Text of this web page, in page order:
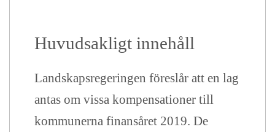
Huvudsakligt innehåll
Landskapsregeringen föreslår att en lag
antas om vissa kompensationer till
kommunerna finansåret 2019. De